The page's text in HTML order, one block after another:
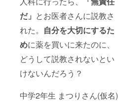
だ」 とお医者さんに説教さ
れた。 自分を大切にするた
めに薬を買いに来たのに、
どうして説教されないとい
けないんだろう？
中学2年生 まつりさん(仮名)